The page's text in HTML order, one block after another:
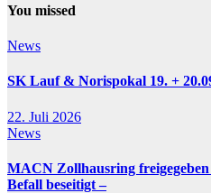
You missed
News
SK Lauf & Norispokal 19. +
22. Juli 2026
News
MACN Zollhausring
Befall beseitigt –